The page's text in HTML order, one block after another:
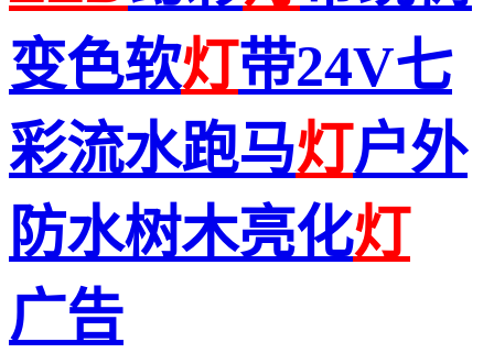
变色软灯带24V七
彩流水跑马灯户外
防水树木亮化灯
广告